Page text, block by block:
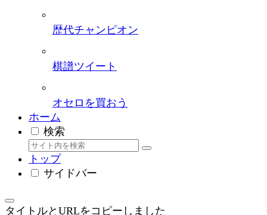
歴代チャンピオン
棋譜ツイート
オセロを買おう
ホーム
検索
トップ
サイドバー
タイトルとURLをコピーしました